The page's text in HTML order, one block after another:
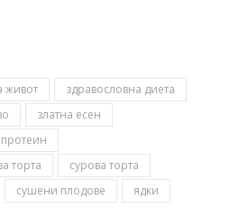
живот
здравословна диета
златна есен
протеин
торта
сурова торта
сушени плодове ядки